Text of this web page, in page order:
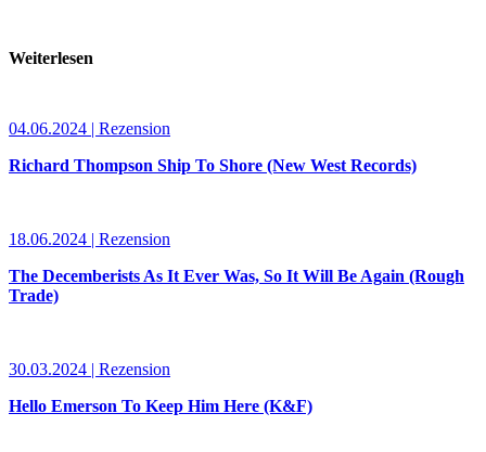
Weiterlesen
04.06.2024 | Rezension
Richard Thompson Ship To Shore (New West Records)
18.06.2024 | Rezension
The Decemberists As It Ever Was, So It Will Be Again (Rough
Trade)
30.03.2024 | Rezension
Hello Emerson To Keep Him Here (K&F)